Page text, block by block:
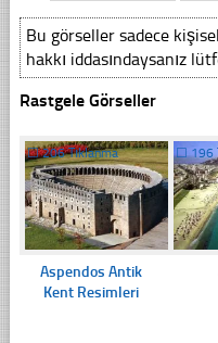
Bu görseller sadece
hakkı iddasındaysanız
Rastgele Görseller
☐206 Tıklanma
Aspendos Antik
Kent Resimleri
☐196